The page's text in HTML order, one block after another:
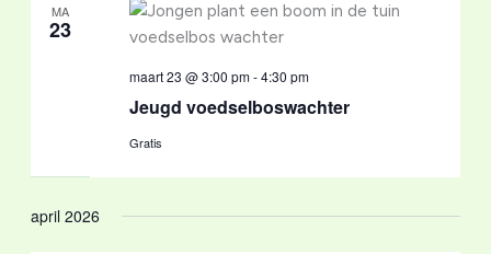
MA
23
Jeugd voedselboswachter
maart 23 @ 3:00 pm-4:30 pm
Gratis
april 2026